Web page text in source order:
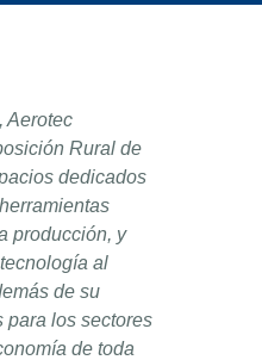
Aerotec
Rural de
dedicados
producción, y
al
de su
para los sectores
de toda